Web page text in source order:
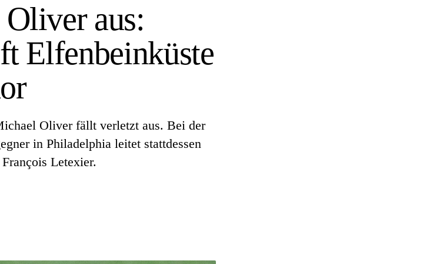
aus:
Elfenbeinküste
Oliver fällt verletzt aus. Bei der
in Philadelphia leitet stattdessen
Letexier.